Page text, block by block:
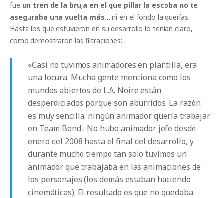
fue un tren de la bruja en el que pillar la escoba no te
aseguraba una vuelta más… ni en el fondo la querías.
Hasta los que estuvieron en su desarrollo lo tenían claro,
como demostraron las filtraciones:
«Casi no tuvimos animadores en plantilla, era
una locura. Mucha gente menciona como los
mundos abiertos de L.A. Noire están
desperdiciados porque son aburridos. La razón
es muy sencilla: ningún animador quería trabajar
en Team Bondi. No hubo animador jefe desde
enero del 2008 hasta el final del desarrollo, y
durante mucho tiempo tan solo tuvimos un
animador que trabajaba en las animaciones de
los personajes (los demás estaban haciendo
cinemáticas). El resultado es que no quedaba